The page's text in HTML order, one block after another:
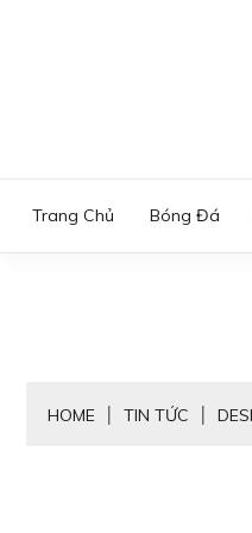
Trang Chủ Bóng Đá
HOME TIN TỨC